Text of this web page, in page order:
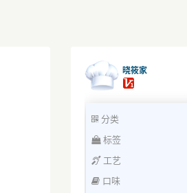
晓筱家
分类
标签
工艺
口味